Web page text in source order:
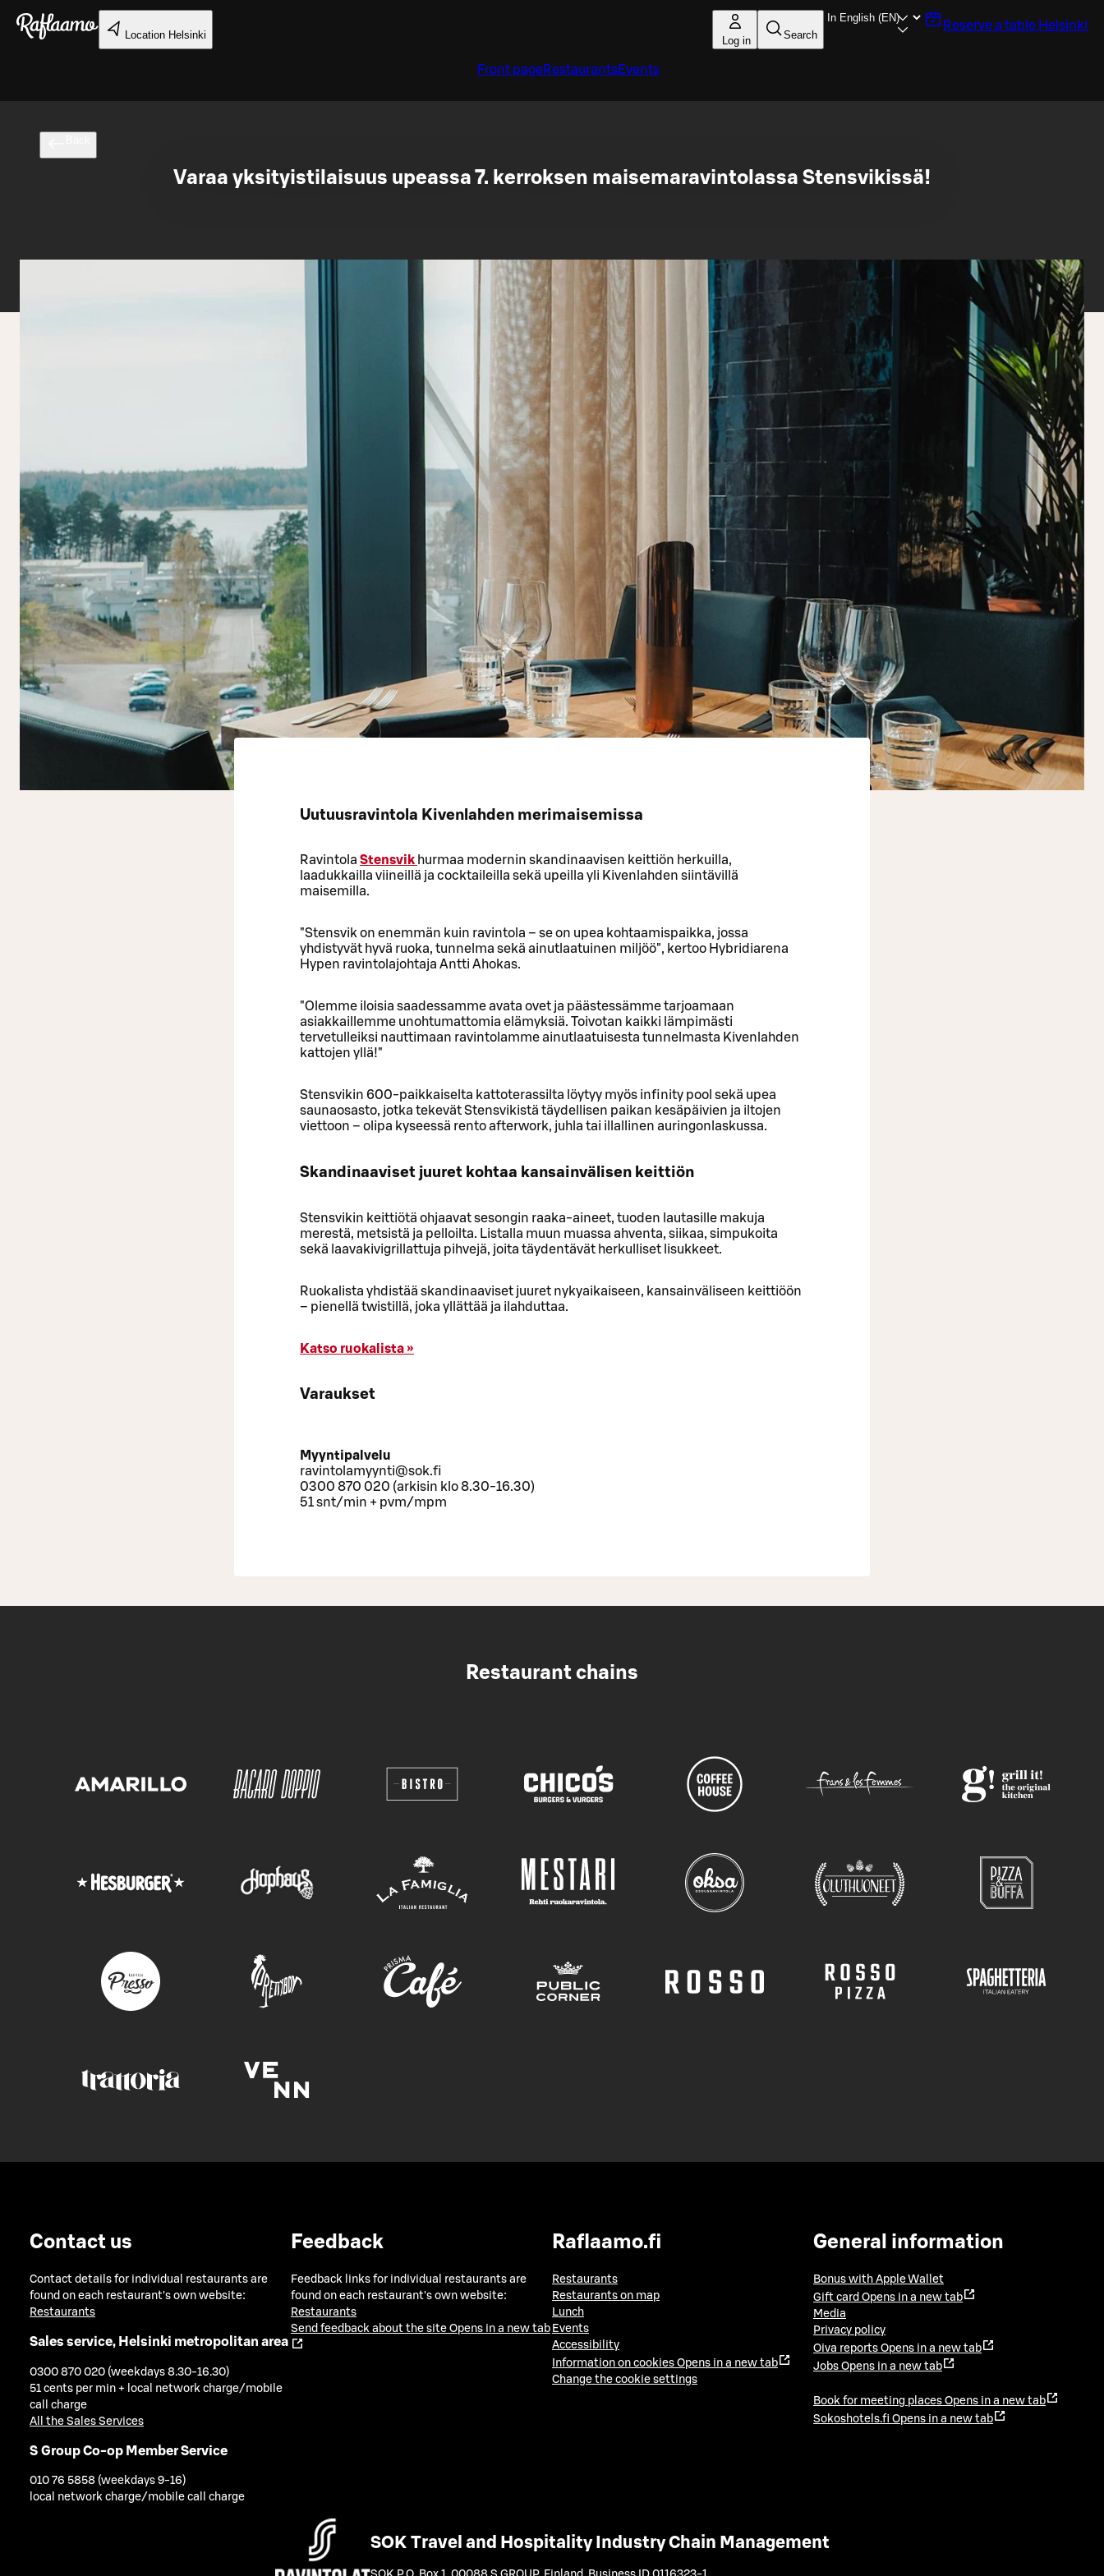
Skip to main content
Location Helsinki Log in Search
Reserve a table Helsinki
Front pageRestaurantsEvents
Varaa yksityistilaisuus upeassa 7. kerroksen maisemaravintolassa Stensvikissä!
Uutuusravintola Kivenlahden merimaisemissa
Ravintola Stensvik hurmaa modernin skandinaavisen keittiön herkuilla,
laadukkailla viineillä ja cocktaileilla sekä upeilla yli Kivenlahden siintävillä
maisemilla.
"Stensvik on enemmän kuin ravintola – se on upea kohtaamispaikka, jossa
yhdistyvät hyvä ruoka, tunnelma sekä ainutlaatuinen miljöö", kertoo Hybridiarena
Hypen ravintolajohtaja Antti Ahokas.
"Olemme iloisia saadessamme avata ovet ja päästessämme tarjoamaan
asiakkaillemme unohtumattomia elämyksiä. Toivotan kaikki lämpimästi
tervetulleiksi nauttimaan ravintolamme ainutlaatuisesta tunnelmasta Kivenlahden
kattojen yllä!"
Stensvikin 600-paikkaiselta kattoterassilta löytyy myös infinity pool sekä upea
saunaosasto, jotka tekevät Stensvikistä täydellisen paikan kesäpäivien ja iltojen
viettoon – olipa kyseessä rento afterwork, juhla tai illallinen auringonlaskussa.
Skandinaaviset juuret kohtaa kansainvälisen keittiön
Stensvikin keittiötä ohjaavat sesongin raaka-aineet, tuoden lautasille makuja
merestä, metsistä ja pelloilta. Listalla muun muassa ahventa, siikaa, simpukoita
sekä laavakivigrillattuja pihvejä, joita täydentävät herkulliset lisukkeet.
Ruokalista yhdistää skandinaaviset juuret nykyaikaiseen, kansainväliseen keittiöön
– pienellä twistillä, joka yllättää ja ilahduttaa.
Katso ruokalista »
Varaukset
Myyntipalvelu
ravintolamyynti@sok.fi
0300 870 020 (arkisin klo 8.30-16.30)
51 snt/min + pvm/mpm
Restaurant chains
Contact us
Contact details for individual restaurants are
found on each restaurant's own website:
Restaurants
Sales service, Helsinki metropolitan area
0300 870 020 (weekdays 8.30-16.30)
51 cents per min + local network charge/mobile
call charge
All the Sales Services
S Group Co-op Member Service
010 76 5858 (weekdays 9-16)
local network charge/mobile call charge
Feedback
Feedback links for individual restaurants are
found on each restaurant's own website:
Restaurants
Send feedback about the site Opens in a new tab
Raflaamo.fi
Restaurants
Restaurants on map
Lunch
Events
Accessibility
Information on cookies Opens in a new tab
Change the cookie settings
General information
Bonus with Apple Wallet
Gift card Opens in a new tab
Media
Privacy policy
Oiva reports Opens in a new tab
Jobs Opens in a new tab
Book for meeting places Opens in a new tab
Sokoshotels.fi Opens in a new tab
SOK Travel and Hospitality Industry Chain Management